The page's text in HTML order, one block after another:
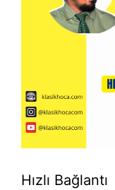
Hızlı Bağlantı